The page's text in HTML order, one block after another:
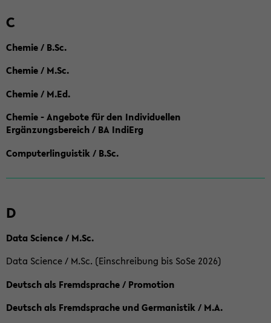
C
Chemie / B.Sc.
Chemie / M.Sc.
Chemie / M.Ed.
Chemie - Angebote für den Individuellen
Ergänzungsbereich / BA IndiErg
Computerlinguistik / B.Sc.
D
Data Science / M.Sc.
Data Science / M.Sc. (Einschreibung bis SoSe 2026)
Deutsch als Fremdsprache / Promotion
Deutsch als Fremdsprache und Germanistik / M.A.